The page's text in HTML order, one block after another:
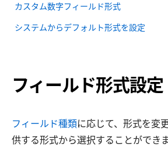
カスタム数字フィールド形式
システムからデフォルト形式を設定
フィールド形式設定
フィールド種類に応じて、形式を変
供する形式から選択することができま